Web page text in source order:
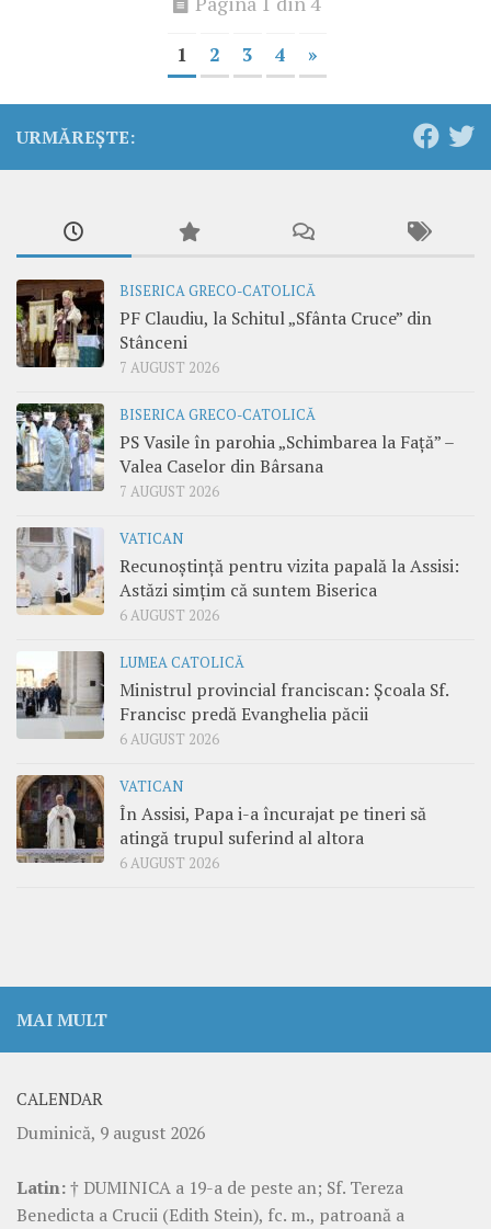
1 2 3 4 »
URMĂREȘTE:
BISERICA GRECO-CATOLICĂ
PF Claudiu, la Schitul „Sfânta Cruce” din
Stânceni
7 AUGUST 2026
BISERICA GRECO-CATOLICĂ
PS Vasile în parohia „Schimbarea la Față” –
Valea Caselor din Bârsana
7 AUGUST 2026
VATICAN
Recunoștință pentru vizita papală la Assisi:
Astăzi simțim că suntem Biserica
6 AUGUST 2026
LUMEA CATOLICĂ
Ministrul provincial franciscan: Școala Sf.
Francisc predă Evanghelia păcii
6 AUGUST 2026
VATICAN
În Assisi, Papa i-a încurajat pe tineri să
atingă trupul suferind al altora
6 AUGUST 2026
MAI MULT
CALENDAR
Duminică, 9 august 2026
Latin:† DUMINICA a 19-a de peste an; Sf. Tereza
Benedicta a Crucii (Edith Stein), fc. m., patroană a